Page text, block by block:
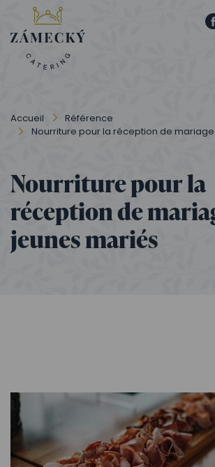
Accueil
Référence
Nourriture pour la réception de
Nourriture pour la
réception de
jeunes mariés